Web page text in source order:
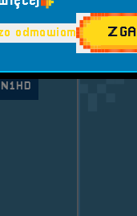
odmawiam